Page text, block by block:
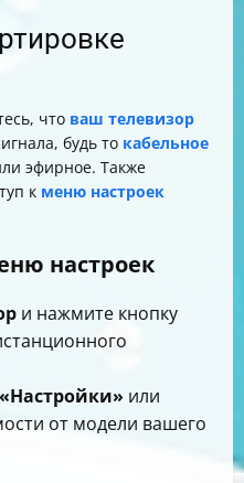
что ваш телевизор
будь то кабельное
эфирное. Также
к меню настроек
настроек
и нажмите кнопку
«Настройки» или
от модели вашего